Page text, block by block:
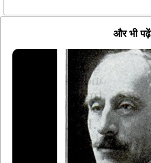
और भी पढ़ें